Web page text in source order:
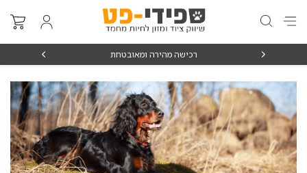
רכישה מהירה ומאובטחת